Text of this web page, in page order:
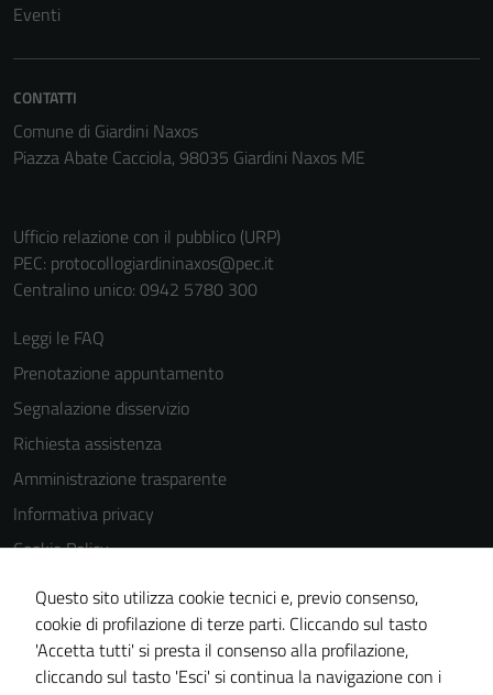
Eventi
CONTATTI
Comune di Giardini Naxos
Piazza Abate Cacciola, 98035 Giardini Naxos ME
Ufficio relazione con il pubblico (URP)
PEC: protocollogiardininaxos@pec.it
Centralino unico: 0942 5780 300
Leggi le FAQ
Prenotazione appuntamento
Segnalazione disservizio
Richiesta assistenza
Amministrazione trasparente
Informativa privacy
Cookie Policy
Note legali
Dichiarazione di accessibilità
Obiettivi di accessibilità
Questo sito utilizza cookie tecnici e, previo consenso,
cookie di profilazione di terze parti. Cliccando sul tasto
'Accetta tutti' si presta il consenso alla profilazione,
cliccando sul tasto 'Esci' si continua la navigazione con i
sono necessari